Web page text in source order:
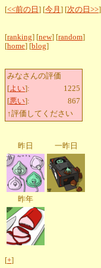
[<<前の日 ] [今月 ] [次の日>>]
[ranking] [new] [random]
[home] [blog]
みなさんの評価
[よい]:
1225
[悪い]:
867
↑評価してください
昨日 一昨日
昨年
[+]